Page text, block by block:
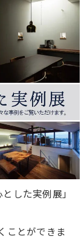
した実例展」
ことができま